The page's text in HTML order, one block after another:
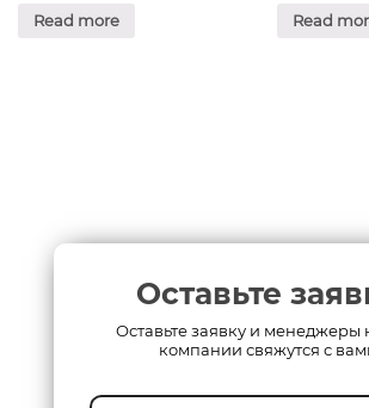
Read more Read
Оставьте
Оставьте заявку и менеджеры
компании свяжутся с